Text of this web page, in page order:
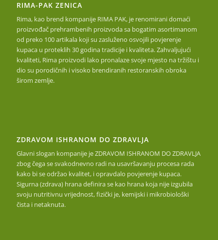
RIMA-PAK ZENICA
Rima, kao brend kompanije RIMA PAK, je renomirani domaći
proizvođač prehrambenih proizvoda sa bogatim asortimanom
od preko 100 artikala koji su zasluženo osvojili povjerenje
kupaca u proteklih 30 godina tradicije i kvaliteta. Zahvaljujući
kvaliteti, Rima proizvodi lako pronalaze svoje mjesto na tržištu i
dio su porodičnih i visoko brendiranih restoranskih obroka
širom zemlje.
ZDRAVOM ISHRANOM DO ZDRAVLJA
Glavni slogan kompanije je ZDRAVOM ISHRANOM DO ZDRAVLJA
zbog čega se svakodnevno radi na usavršavanju procesa rada
kako bi se održao kvalitet, i opravdalo povjerenje kupaca.
Sigurna (zdrava) hrana definira se kao hrana koja nije izgubila
svoju nutritivnu vrijednost, fizički je, kemijski i mikrobiološki
čista i netaknuta.